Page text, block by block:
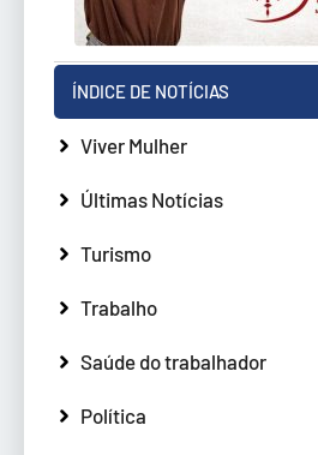
ÍNDICE DE NOTÍCIAS
Viver Mulher
Últimas Notícias
Turismo
Trabalho
Saúde do trabalhador
Política